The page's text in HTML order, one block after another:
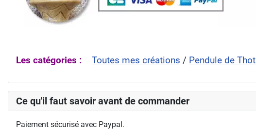
Les catégories : Toutes mes créations / Pendule de Thot
Ce qu'il faut savoir avant de commander
Paiement sécurisé avec Paypal.